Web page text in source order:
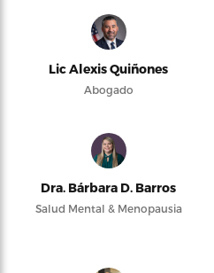
Lic Alexis Quiñones
Abogado
Dra. Bárbara D. Barros
Salud Mental & Menopausia